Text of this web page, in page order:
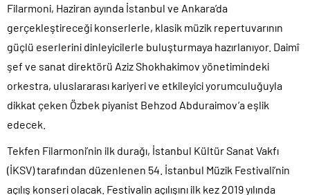
Filarmoni, Haziran ayında İstanbul ve Ankara’da
gerçekleştireceği konserlerle, klasik müzik repertuvarının
güçlü eserlerini dinleyicilerle buluşturmaya hazırlanıyor. Daimî
şef ve sanat direktörü Aziz Shokhakimov yönetimindeki
orkestra, uluslararası kariyeri ve etkileyici yorumculuğuyla
dikkat çeken Özbek piyanist Behzod Abduraimov’a eşlik
edecek.
Tekfen Filarmoni’nin ilk durağı, İstanbul Kültür Sanat Vakfı
(İKSV) tarafından düzenlenen 54. İstanbul Müzik Festivali’nin
açılış konseri olacak. Festivalin açılışını ilk kez 2019 yılında